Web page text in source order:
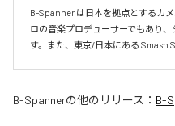
B-Spanner は日本を拠点とするカ
ロの音楽プロデューサーでもあり
す。また、東京/日本にある Smash
B-Spannerの他のリリース： B-